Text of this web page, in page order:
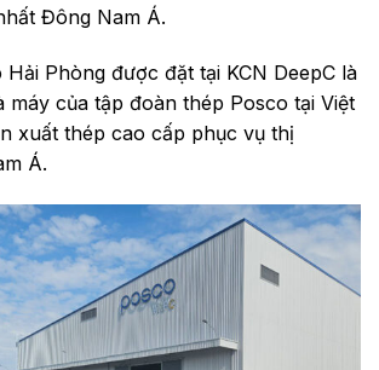
Đông Nam Á.
Phòng được đặt tại KCN DeepC là
máy của tập đoàn thép Posco tại Việt
xuất thép cao cấp phục vụ thị
Á.